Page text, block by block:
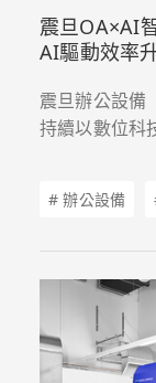
震旦OA×AI
AI驅動效率
震旦辦公設備
持續以數位科
# 辦公設備